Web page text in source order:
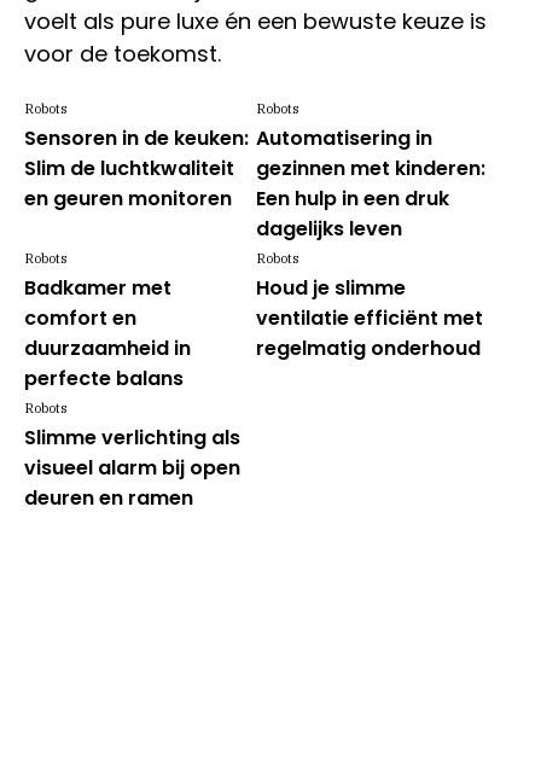
voelt als pure luxe én een bewuste keuze is
voor de toekomst.
Sensoren in de keuken:
Slim de luchtkwaliteit
en geuren monitoren
Robots
Automatisering in
gezinnen met kinderen:
Een hulp in een druk
dagelijks leven
Robots
Badkamer met
comfort en
duurzaamheid in
perfecte balans
Robots
Houd je slimme
ventilatie efficiënt met
regelmatig onderhoud
Robots
Slimme verlichting als
visueel alarm bij open
deuren en ramen
Robots